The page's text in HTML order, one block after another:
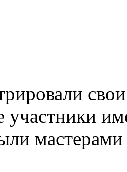
участники
мастерами